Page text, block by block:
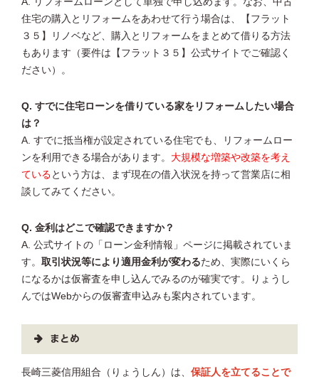
住宅の購入とリフォームをあわせて行う場合は、【フラット
３５】リノベなど、購入とリフォームをまとめて借りる方法
もあります（要件は【フラット３５】公式サイトでご確認く
ださい）。
Q. すでに住宅ローンを借りている家をリフォームしたい場合
は？
A. すでに抵当権が設定されている住宅でも、リフォームロー
ンを利用できる場合があります。 大規模な増築や改築を考え
ている という方は、まず現在の借入状況を持って営業店に相
談してみてください。
Q. 金利はどこで確認できますか？
A. 公式サイトの「ローン金利情報」ページに掲載されていま
す。 取引状況等により適用金利が変わるため、実際にいくら
になるかは仮審査を申し込んでみるのが確実です。りょうし
んではWebからの仮審査申込みも案内されています。
まとめ
長崎三菱信用組合（りょうしん）は、 保証人を立てることで